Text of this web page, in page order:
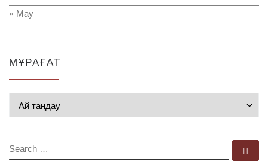
« Мау
МҰРАҒАТ
SEARCH